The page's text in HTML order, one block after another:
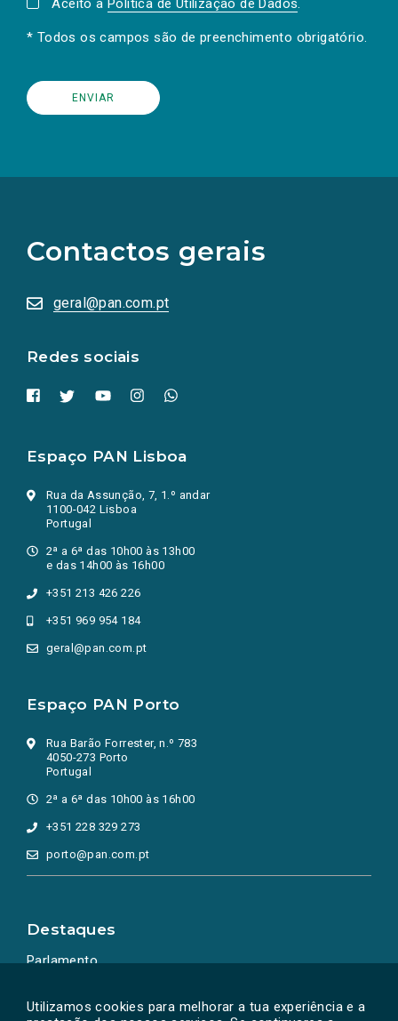
Utilizamos cookies para melhorar a tua experiência e a
Aceito a Política de Utilização de Dados.
* Todos os campos são de preenchimento obrigatório.
Contactos gerais
geral@pan.com.pt
Redes sociais
redes
sociais
numa
nova
Espaço PAN Lisboa
Rua da Assunção, 7, 1.º andar
1100-042 Lisboa
Portugal
2ª a 6ª das 10h00 às 13h00
e das 14h00 às 16h00
+351 213 426 226
+351 969 954 184
geral@pan.com.pt
Espaço PAN Porto
Rua Barão Forrester, n.º 783
4050-273 Porto
Portugal
2ª a 6ª das 10h00 às 16h00
+351 228 329 273
porto@pan.com.pt
Destaques
Parlamento